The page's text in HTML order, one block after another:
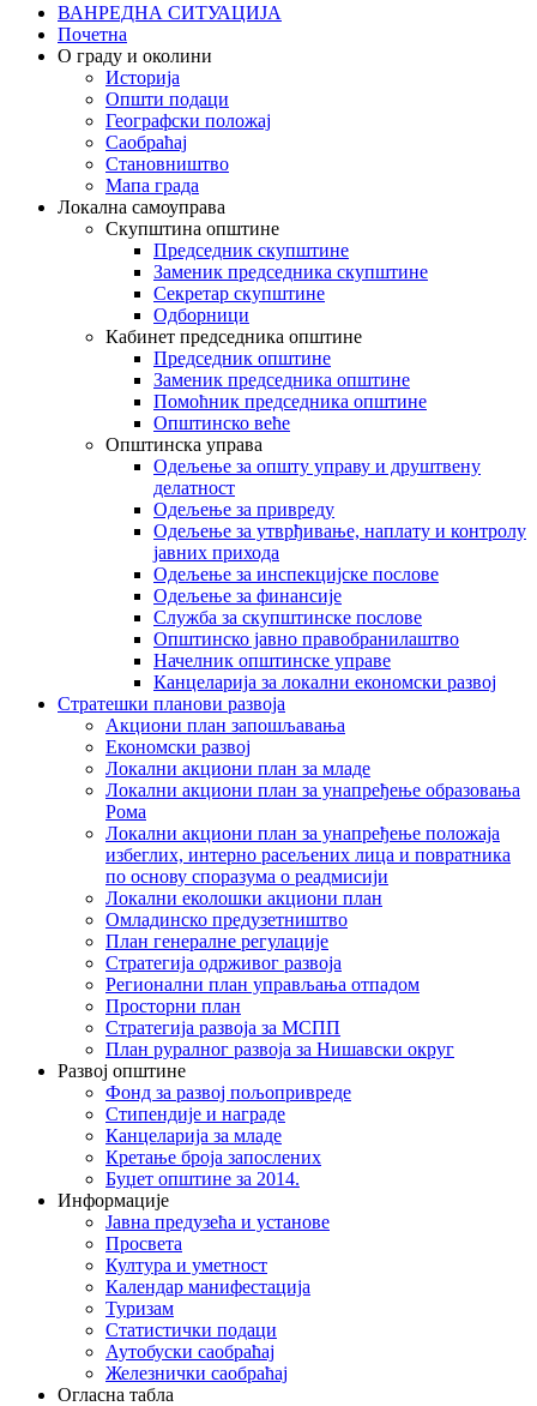
ВАНРЕДНА СИТУАЦИЈА
Почетна
О граду и околини
Историја
Општи подаци
Географски положај
Саобраћај
Становништво
Мапа града
Локална самоуправа
Скупштина општине
Председник скупштине
Заменик председника скупштине
Секретар скупштине
Одборници
Кабинет председника општине
Председник општине
Заменик председника општине
Помоћник председника општине
Општинско веће
Општинска управа
Одељење за општу управу и друштвену
делатност
Одељење за привреду
Одељење за утврђивање, наплату и контролу
јавних прихода
Одељење за инспекцијске послове
Одељење за финансије
Служба за скупштинске послове
Општинско јавно правобранилаштво
Начелник општинске управе
Канцеларија за локални економски развој
Стратешки планови развоја
Акциони план запошљавања
Економски развој
Локални акциони план за младе
Локални акциони план за унапређење образовања
Рома
Локални акциони план за унапређење положаја
избеглих, интерно расељених лица и повратника
по основу споразума о реадмисији
Локални еколошки акциони план
Омладинско предузетништво
План генералне регулације
Стратегија одрживог развоја
Регионални план управљања отпадом
Просторни план
Стратегија развоја за МСПП
План руралног развоја за Нишавски округ
Развој општине
Фонд за развој пољопривреде
Стипендије и награде
Канцеларија за младе
Кретање броја запослених
Буџет општине за 2014.
Информације
Јавна предузећа и установе
Просвета
Култура и уметност
Календар манифестација
Туризам
Статистички подаци
Аутобуски саобраћај
Железнички саобраћај
Огласна табла